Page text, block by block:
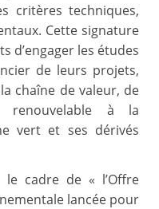
critères techniques,
Cette signature
d’engager les études
de leurs projets,
chaîne de valeur, de
renouvelable à la
vert et ses dérivés
le cadre de « l’Offre
lancée pour